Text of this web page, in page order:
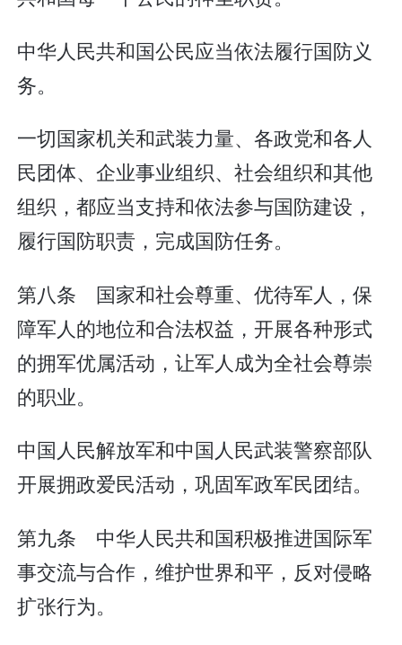
中华人民共和国公民应当依法履行国防义
务。
一切国家机关和武装力量、各政党和各人
民团体、企业事业组织、社会组织和其他
组织，都应当支持和依法参与国防建设，
履行国防职责，完成国防任务。
第八条 国家和社会尊重、优待军人，保
障军人的地位和合法权益，开展各种形式
的拥军优属活动，让军人成为全社会尊崇
的职业。
中国人民解放军和中国人民武装警察部队
开展拥政爱民活动，巩固军政军民团结。
第九条 中华人民共和国积极推进国际军
事交流与合作，维护世界和平，反对侵略
扩张行为。